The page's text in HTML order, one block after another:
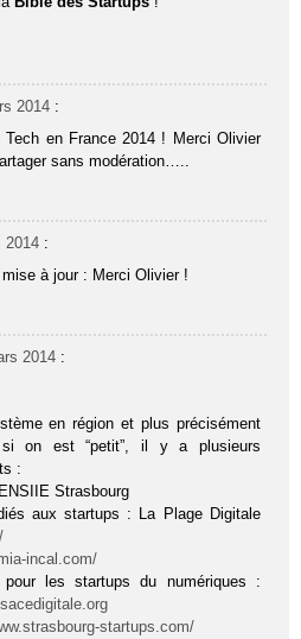
2014 :
en France 2014 ! Merci Olivier
sans modération…..
2014 :
à jour : Merci Olivier !
2014 :
en région et plus précisément
on est “petit”, il y a plusieurs
:
Strasbourg
aux startups : La Plage Digitale
incal.com/
pour les startups du numériques :
startups.com/